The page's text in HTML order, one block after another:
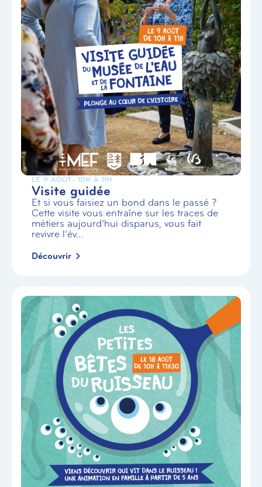
LE 9 AOÛT- 10H À 11H
Visite guidée
Et si vous faisiez un bond dans le passé ?
Cette visite vous entraîne sur les traces de
métiers aujourd’hui disparus, vous fait
revivre l’év...
Découvrir